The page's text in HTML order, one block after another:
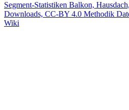
Segment-Statistiken Balkon,
Downloads, CC-BY 4.0 Methodik
Wiki